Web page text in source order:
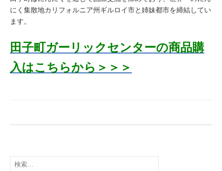
にく集散地カリフォルニア州ギルロイ市と姉妹都市を締結してい
ます。
田子町ガーリックセンターの商品購
入はこちらから＞＞＞
検
索: